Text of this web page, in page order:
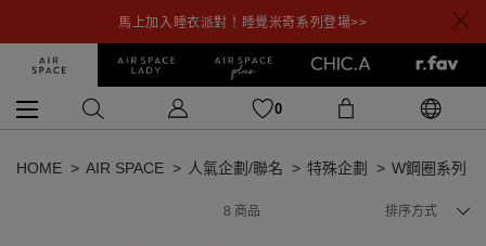
馬上加入睡衣派對！睡覺米奇系列登場>>
0
HOME AIR SPACE 人氣企劃/聯名 特殊企劃 W鋼圈系列
8 商品 排序方式